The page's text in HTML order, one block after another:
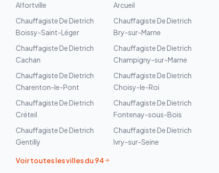
Alfortville
Arcueil
Chauffagiste De Dietrich
Boissy-Saint-Léger
Chauffagiste De Dietrich
Bry-sur-Marne
Chauffagiste De Dietrich
Cachan
Chauffagiste De Dietrich
Champigny-sur-Marne
Chauffagiste De Dietrich
Charenton-le-Pont
Chauffagiste De Dietrich
Choisy-le-Roi
Chauffagiste De Dietrich
Créteil
Chauffagiste De Dietrich
Fontenay-sous-Bois
Chauffagiste De Dietrich
Gentilly
Chauffagiste De Dietrich
Ivry-sur-Seine
Voir toutes les villes du 94